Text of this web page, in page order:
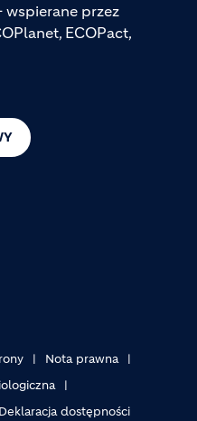
wspierane przez
ECOPact,
Nota prawna
Deklaracja dostępności